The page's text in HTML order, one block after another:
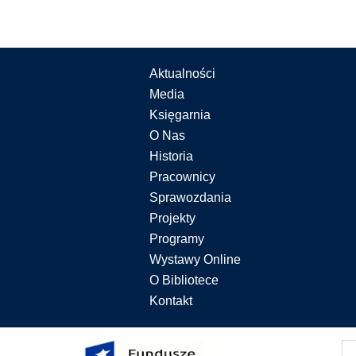
Aktualności
Media
Księgarnia
O Nas
Historia
Pracownicy
Sprawozdania
Projekty
Programy
Wystawy Online
O Bibliotece
Kontakt